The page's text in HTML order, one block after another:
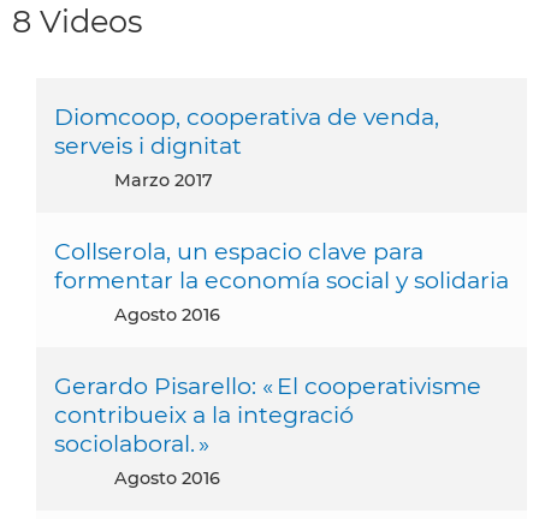
8 Videos
Diomcoop, cooperativa de venda,
serveis i dignitat
marzo 2017
Collserola, un espacio clave para
formentar la economía social y solidaria
agosto 2016
Gerardo Pisarello: « El cooperativisme
contribueix a la integració
sociolaboral. »
agosto 2016